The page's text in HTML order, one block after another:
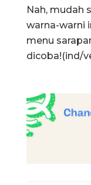
Nah, mudah
warna-warni
menu
dicoba!(ind/